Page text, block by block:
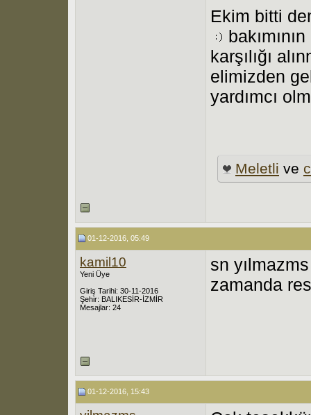
Ekim bitti
karşılığı
elimizden
yardımcı
Meletli ve
01-12-2016, 05:49
kamil10
Yeni Üye
Giriş Tarihi: 30-11-2016
Şehir: BALIKESİR-İZMİR
Mesajlar: 24
sn
zamanda
01-12-2016, 15:43